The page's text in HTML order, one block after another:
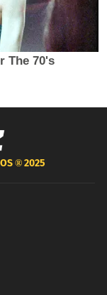
®2025